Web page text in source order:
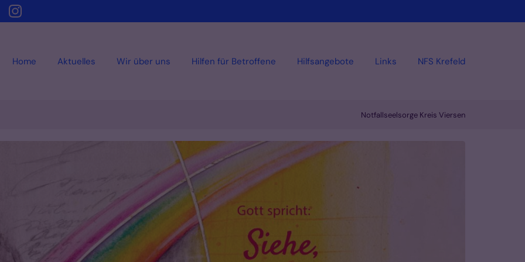
Home Aktuelles Wir über uns Hilfen für Betroffene Hilfsangebote Links NFS Krefeld
Notfallseelsorge Kreis Viersen